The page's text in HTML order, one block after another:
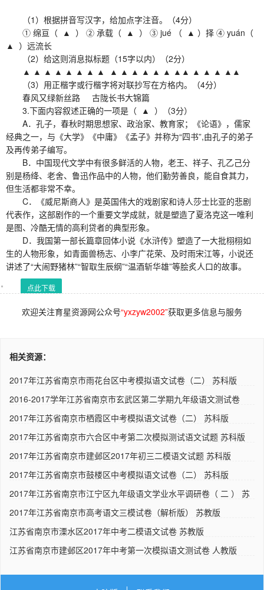
（1）根据拼音写汉字，给加点字注音。（4分）
① 绵亘（ ▲ ） ② 承载（ ▲ ） ③ jué （ ▲ ）择 ④ yuán（
▲ ）远流长
（2）给这则消息拟标题（15字以内）（2分）
▲ ▲ ▲ ▲ ▲ ▲ ▲ ▲ ▲ ▲ ▲ ▲ ▲ ▲ ▲▲ ▲ ▲ ▲ ▲▲
（3）用正楷字或行楷字将对联抄写在方格内。（4分）
春风又绿新丝路 古陇长书大锦篇
3.下面内容叙述正确的一项是（ ▲ ）（3分）
A．孔子，春秋时期思想家、政治家、教育家；《论语》，儒家
经典之一，与《大学》《中庸》《孟子》并称为“四书”,由孔子的弟子
及再传弟子编写。
B．中国现代文学中有很多鲜活的人物，老王、祥子、孔乙己分
别是杨绛、老舍、鲁迅作品中的人物，他们勤劳善良，能自食其力，
但生活都非常不幸。
C．《威尼斯商人》是英国伟大的戏剧家和诗人莎士比亚的悲剧
代表作，这部剧作的一个重要文学成就，就是塑造了夏洛克这一唯利
是图、冷酷无情的高利贷者的典型形象。
D．我国第一部长篇章回体小说《水浒传》塑造了一大批栩栩如
生的人物形象，如青面兽杨志、小李广花荣、及时雨宋江等，小说还
讲述了“大闹野猪林”“智取生辰纲”“温酒斩华雄”等脍炙人口的故事。
点此下载
欢迎关注育星资源网公众号“yxzyw2002”获取更多信息与服务
相关资源：
2017年江苏省南京市雨花台区中考模拟语文试卷（二） 苏科版
2016-2017学年江苏省南京市玄武区第二学期九年级语文测试卷
2017年江苏省南京市栖霞区中考模拟语文试卷（二） 苏科版
2017年江苏省南京市六合区中考第二次模拟测试语文试题 苏科版
2017年江苏省南京市建邺区2017年初三二模语文试题 苏科版
2017年江苏省南京市鼓楼区中考模拟语文试卷（二） 苏科版
2017年江苏省南京市江宁区九年级语文学业水平调研卷（ 二 ） 苏
2017年江苏省南京市高考语文三模试卷（解析版） 苏教版
江苏省南京市溧水区2017年中考二模语文试卷 苏教版
江苏省南京市建邺区2017年中考第一次模拟语文测试卷 人教版